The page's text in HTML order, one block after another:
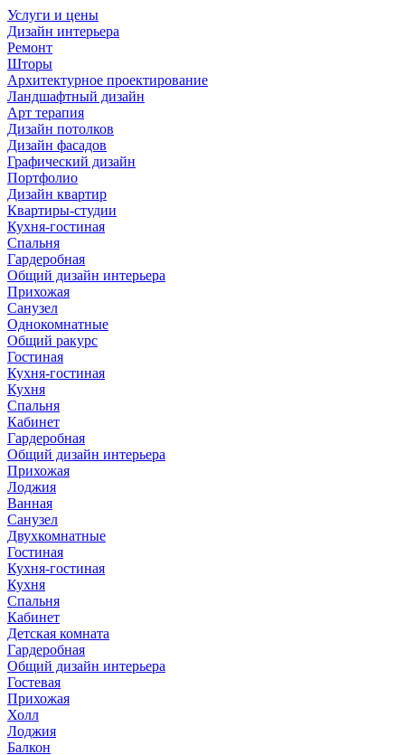
Услуги и цены
Дизайн интерьера
Ремонт
Шторы
Архитектурное проектирование
Ландшафтный дизайн
Арт терапия
Дизайн потолков
Дизайн фасадов
Графический дизайн
Портфолио
Дизайн квартир
Квартиры-студии
Кухня-гостиная
Спальня
Гардеробная
Общий дизайн интерьера
Прихожая
Санузел
Однокомнатные
Общий ракурс
Гостиная
Кухня-гостиная
Кухня
Спальня
Кабинет
Гардеробная
Общий дизайн интерьера
Прихожая
Лоджия
Ванная
Санузел
Двухкомнатные
Гостиная
Кухня-гостиная
Кухня
Спальня
Кабинет
Детская комната
Гардеробная
Общий дизайн интерьера
Гостевая
Прихожая
Холл
Лоджия
Балкон